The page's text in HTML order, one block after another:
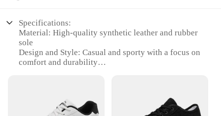
Specifications:
Material: High-quality synthetic leather and rubber
sole
Design and Style: Casual and sporty with a focus on
comfort and durability
and outdoor environments
Shape or Size or Weight or Quantity: Standard size